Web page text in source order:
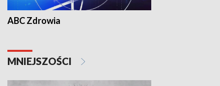
ABC Zdrowia
MNIEJSZOŚCI